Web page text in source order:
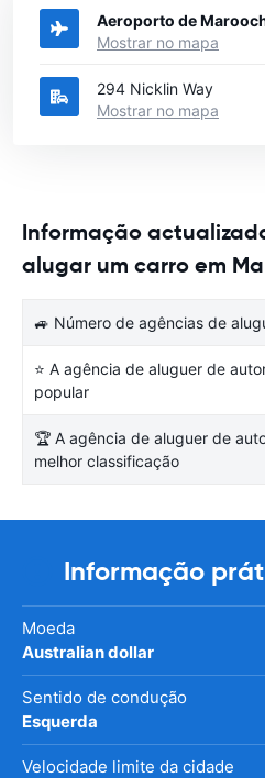
Aeroporto de
Mostrar no mapa
294 Nicklin Way
Mostrar no mapa
Informação
alugar um carro em
🚙 Número de agências de
⭐ A agência de aluguer de
popular
🏆 A agência de aluguer de
melhor classificação
Informação
Moeda
Australian dollar
Sentido de condução
Esquerda
Velocidade limite da cidade